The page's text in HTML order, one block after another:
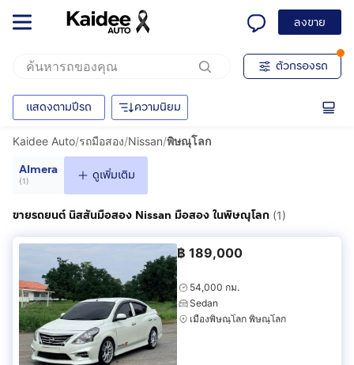
ลงขาย
ตัวกรองรถ
แสดงตามปีรถ ความนิยม
Kaidee Auto/รถมือสอง/Nissan/พิษณุโลก
Almera
(1) ดูเพิ่มเติม
ขายรถยนต์ นิสสันมือสอง Nissan มือสอง ในพิษณุโลก (1)
฿ 189,000
54,000 กม.
Sedan
เมืองพิษณุโลก พิษณุโลก